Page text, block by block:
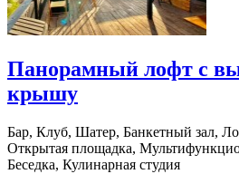
Панорамный лофт с
крышу
Бар, Клуб, Шатер, Банкетный зал,
Открытая площадка,
Беседка, Кулинарная студия